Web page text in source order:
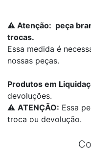
⚠️ Atenção: peça
trocas.
Essa medida é
nossas peças.
Produtos em
devoluções.
⚠️ ATENÇÃO: Essa
troca ou devolução.